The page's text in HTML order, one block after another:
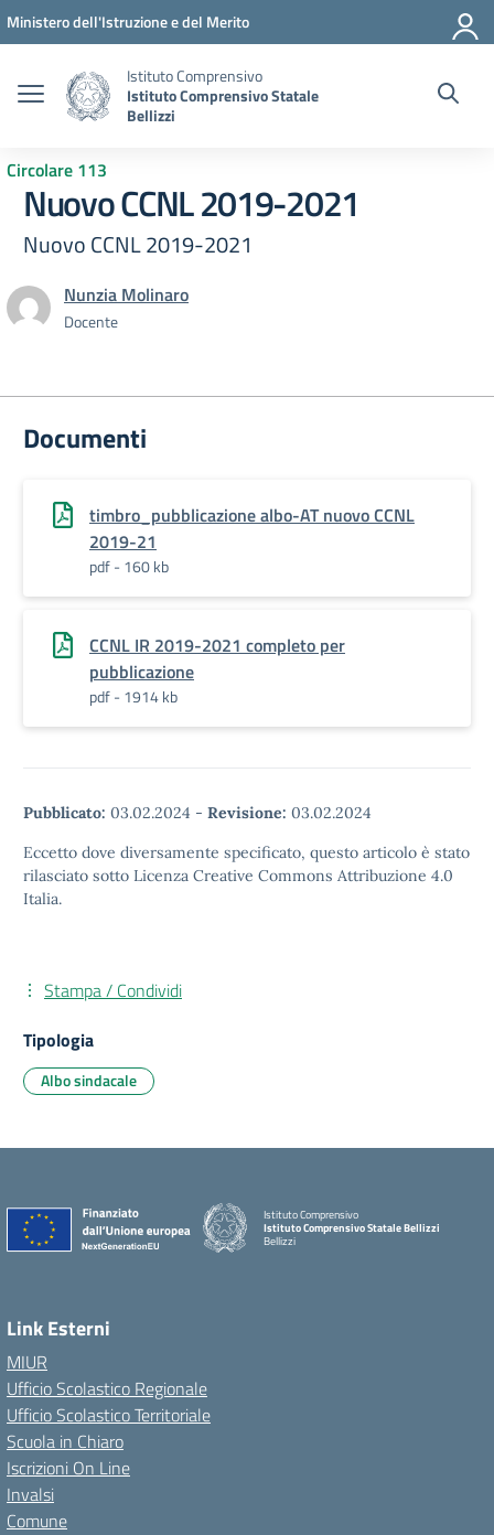
Vai ai contenuti
Vai al menu di navigazione
Vai al footer
Ministero dell'Istruzione e del Merito
Istituto Comprensivo
Istituto Comprensivo Statale
Bellizzi
Circolare 113
Nuovo CCNL 2019-2021
Nuovo CCNL 2019-2021
Nunzia Molinaro
Docente
Documenti
timbro_pubblicazione albo-AT nuovo CCNL
2019-21
pdf - 160 kb
CCNL IR 2019-2021 completo per
pubblicazione
pdf - 1914 kb
Pubblicato: 03.02.2024 - Revisione: 03.02.2024
Eccetto dove diversamente specificato, questo articolo è stato
rilasciato sotto Licenza Creative Commons Attribuzione 4.0
Italia.
Stampa / Condividi
Tipologia
Albo sindacale
Istituto Comprensivo
Istituto Comprensivo Statale Bellizzi
Bellizzi
Link Esterni
MIUR
Ufficio Scolastico Regionale
Ufficio Scolastico Territoriale
Scuola in Chiaro
Iscrizioni On Line
Invalsi
Comune